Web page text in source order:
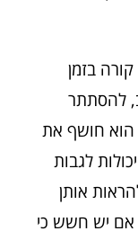
בזמן
להסתתר
הוא חושף את
לגבות
אותן
יש חשש כי